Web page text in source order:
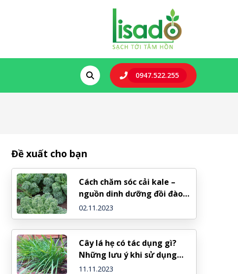
0947.522.255
Đề xuất cho bạn
Cách chăm sóc cải kale –
nguồn dinh dưỡng đồi đào
cho gia đình
02.11.2023
Cây lá hẹ có tác dụng gì?
Những lưu ý khi sử dụng
cây lá hẹ
11.11.2023